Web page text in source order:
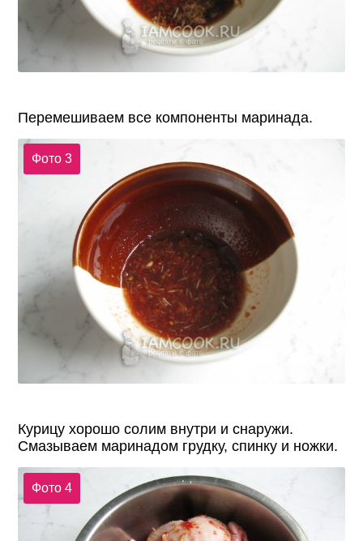
Перемешиваем все компоненты маринада.
Фото 3
Курицу хорошо солим внутри и снаружи.
Смазываем маринадом грудку, спинку и ножки.
Фото 4